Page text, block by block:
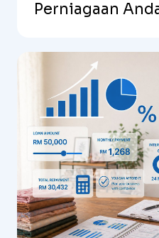
Perniagaan
Percuma untuk